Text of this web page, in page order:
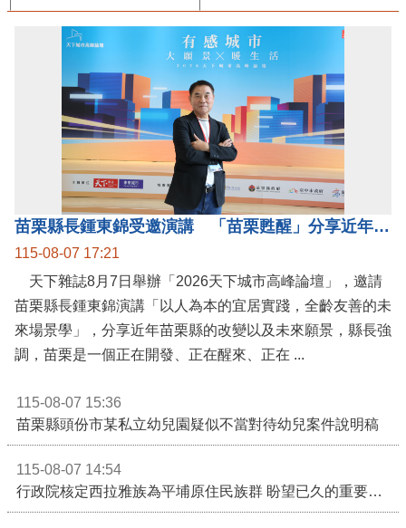
苗栗縣長鍾東錦受邀演講 「苗栗甦醒」分享近年轉變
115-08-07 17:21
天下雜誌8月7日舉辦「2026天下城市高峰論壇」，邀請
苗栗縣長鍾東錦演講「以人為本的宜居實踐，全齡友善的未
來場景學」，分享近年苗栗縣的改變以及未來願景，縣長強
調，苗栗是一個正在開發、正在醒來、正在 ...
115-08-07 15:36
苗栗縣頭份市某私立幼兒園疑似不當對待幼兒案件說明稿
115-08-07 14:54
行政院核定西拉雅族為平埔原住民族群 盼望已久的重要時刻到來！8月13日起受理民族成員名冊登記